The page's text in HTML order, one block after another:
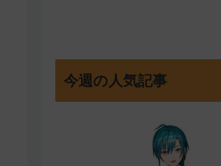
今週の人気記事